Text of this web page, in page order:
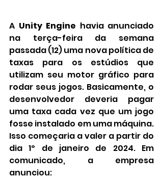
A Unity Engine havia anunciado
na terça-feira da semana
passada (12) uma nova política de
taxas para os estúdios que
utilizam seu motor gráfico para
rodar seus jogos. Basicamente, o
desenvolvedor deveria pagar
uma taxa cada vez que um jogo
fosse instalado em uma máquina.
Isso começaria a valer a partir do
dia 1º de janeiro de 2024. Em
comunicado, a empresa
anunciou: